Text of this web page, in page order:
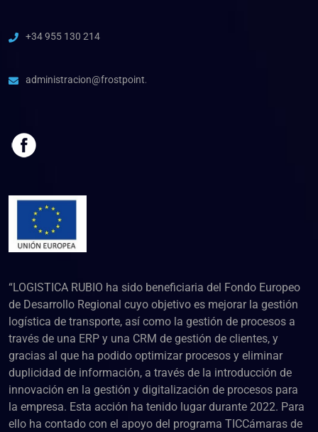
+34 955 130 214
administracion@frostpoint.es
“LOGISTICA RUBIO ha sido beneficiaria del Fondo Europeo
de Desarrollo Regional cuyo objetivo es mejorar la gestión
logística de transporte, así como la gestión de procesos a
través de una ERP y una CRM de gestión de clientes, y
gracias al que ha podido optimizar procesos y eliminar
duplicidad de información, a través de la introducción de
innovación en la gestión y digitalización de procesos para
la empresa. Esta acción ha tenido lugar durante 2022. Para
ello ha contado con el apoyo del programa TICCámaras de